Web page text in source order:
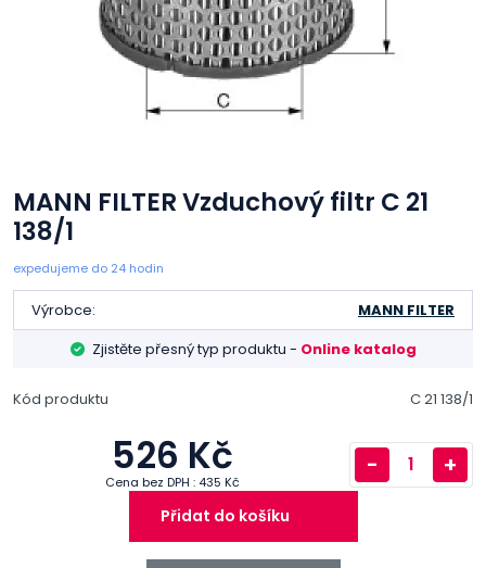
MANN FILTER Vzduchový filtr C 21
138/1
expedujeme do 24 hodin
Výrobce:
MANN FILTER
Zjistěte přesný typ produktu - Online katalog
Kód produktu C 21 138/1
526 Kč
Cena bez DPH : 435 Kč
- +
Přidat do košíku